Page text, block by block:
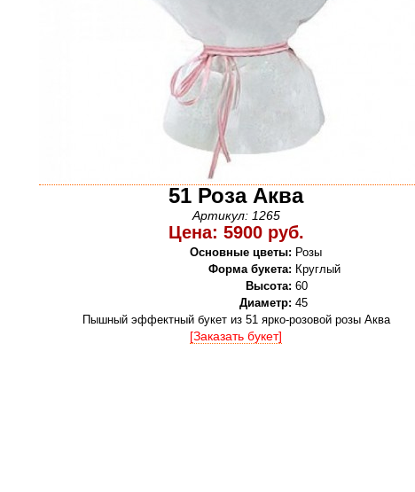
51 Роза Аква
Артикул: 1265
Цена: 5900 руб.
Основные цветы: Розы
Форма букета: Круглый
Высота: 60
Диаметр: 45
Пышный эффектный букет из 51 ярко-розовой розы Аква
[Заказать букет]